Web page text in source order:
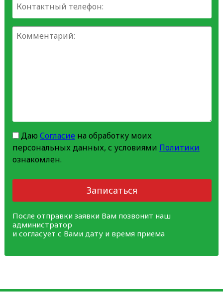
Даю Согласиена обработку моих
персональных данных, с условиями Политики
ознакомлен.
Записаться
После отправки заявки Вам позвонит наш
администратор
и согласует с Вами дату и время приема